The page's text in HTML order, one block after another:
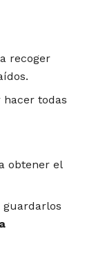
recoger
todas
obtener el
guardarlos